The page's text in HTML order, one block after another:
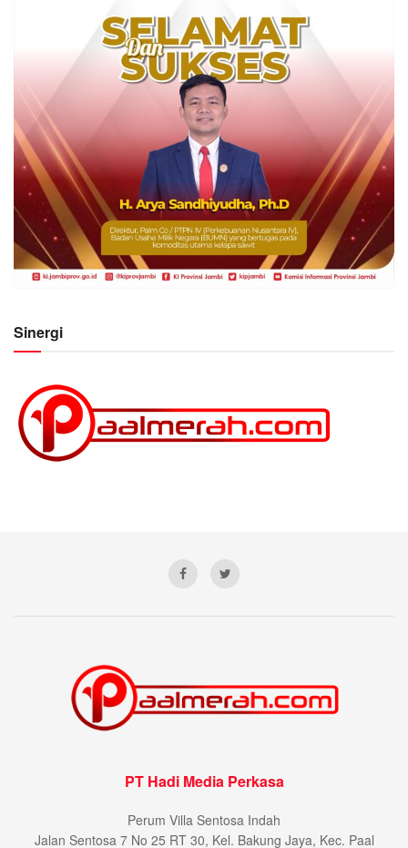
Sinergi
PT Hadi Media Perkasa
Perum Villa Sentosa Indah
Jalan Sentosa 7 No 25 RT 30, Kel. Bakung Jaya, Kec. Paal